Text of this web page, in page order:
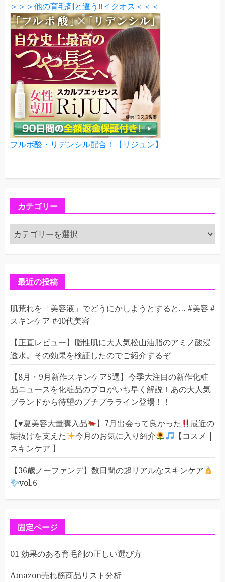
＞＞＞他の育毛剤と違う‼イクオス＜＜＜
フルボ酸・リデンシル配合！【リジュン】
カテゴリー
カ
テ
ゴ
最近の投稿
肌荒れを「美容液」でどうにかしようとすると… #美容 #
スキンケア #40代美容
【正直レビュー】脂性肌に大人気松山油脂のアミノ酸浸
透水。その効果を検証したのでご紹介するぞ
【8月・9月新作スキンケア5選】今季大注目の新作化粧
品ニュースを化粧品のプロがいち早く解説！あの大人気
ブランドから待望のプチプラライン登場！！
【♥️夏美容大量購入品 】7月出会って良かった
最近の
垢抜けを支えた
今月のお気に入り紹介
【コスメ |
スキンケア 】
【36歳ノーファンデ】数日間の超リアルなスキンケア
vol.6
固定ページ
01 効果のある育毛剤の正しい選び方
Amazon売れ筋商品リスト分析